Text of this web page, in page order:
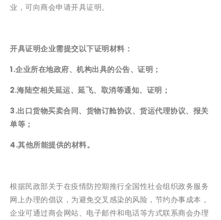
业，可向商会申请开具证明。
开具证明企业需提交以下证明材料：
1.企业所在地政府、机构出具的公告、证明；
2.海陆空相关延运、延飞、取消等通知、证明；
3.出口货物买卖合同、货物订舱协议、货运代理协议、报关
单等；
4.其他所能提供的材料。
根据民政部关于在疫情防控期推行全国性社会组织政务服务
网上办理的倡议，为避免交叉感染的风险，节约办事成本，
企业可通过商会网站、电子邮件和电话等方式联系商会办理